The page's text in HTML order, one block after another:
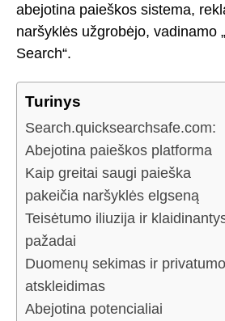
abejotina paieškos sistema,
naršyklės užgrobėjo, vadinamo
Search“.
Turinys
Search.quicksearchsafe.com:
Abejotina paieškos platforma
Kaip greitai saugi paieška
pakeičia naršyklės elgseną
Teisėtumo iliuzija ir
pažadai
Duomenų sekimas ir privatumo
atskleidimas
Abejotina potencialiai